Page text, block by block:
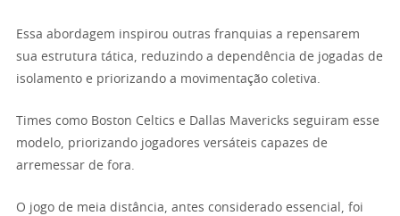
Essa abordagem inspirou outras franquias a repensarem
sua estrutura tática, reduzindo a dependência de jogadas de
isolamento e priorizando a movimentação coletiva.
Times como Boston Celtics e Dallas Mavericks seguiram esse
modelo, priorizando jogadores versáteis capazes de
arremessar de fora.
O jogo de meia distância, antes considerado essencial, foi